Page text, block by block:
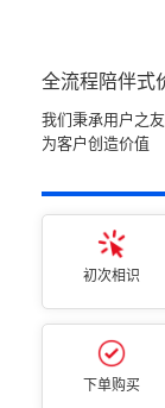
全流程陪伴式
我们秉承用户之
为客户创造价值
初次相识
下单购买